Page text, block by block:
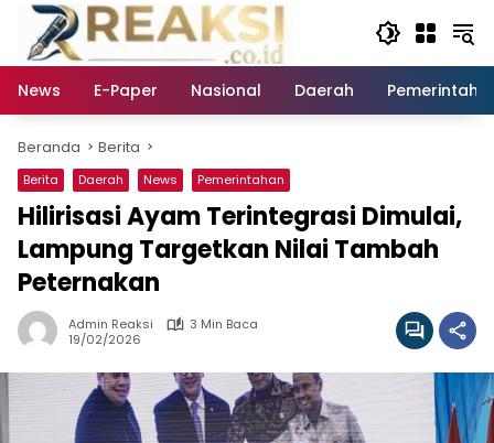
Langsung
konten
News
E-Paper Nasional Daerah
Beranda Berita
Berita Daerah News Pemerintahan
Hilirisasi Ayam Terintegrasi Dimulai,
Lampung Targetkan Nilai Tambah
Peternakan
Admin Reaksi
3 Min Baca
19/02/2026